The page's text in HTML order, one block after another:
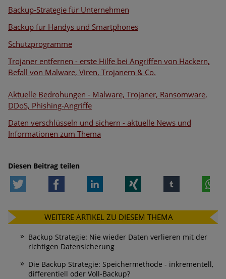
Backup-Strategie für Unternehmen
Backup für Handys und Smartphones
Schutzprogramme
Trojaner entfernen - erste Hilfe bei Angriffen von Hackern,
Befall von Malware, Viren, Trojanern & Co.
Aktuelle Bedrohungen - Malware, Trojaner, Ransomware,
DDoS, Phishing-Angriffe
Daten verschlüsseln und sichern - aktuelle News und
Informationen zum Thema
Diesen Beitrag teilen
Facebook LinkedIn tumblr
WEITERE ARTIKEL ZU DIESEM THEMA
Backup Strategie: Nie wieder Daten verlieren mit der
richtigen Datensicherung
Die Backup Strategie: Speichermethode - inkrementell,
differentiell oder Voll-Backup?